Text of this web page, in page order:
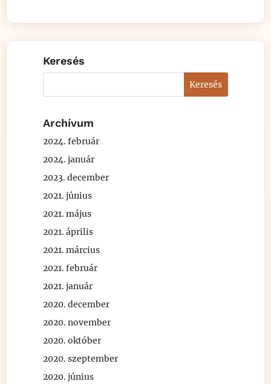
Keresés
Archívum
2024. február
2024. január
2023. december
2021. június
2021. május
2021. április
2021. március
2021. február
2021. január
2020. december
2020. november
2020. október
2020. szeptember
2020. június